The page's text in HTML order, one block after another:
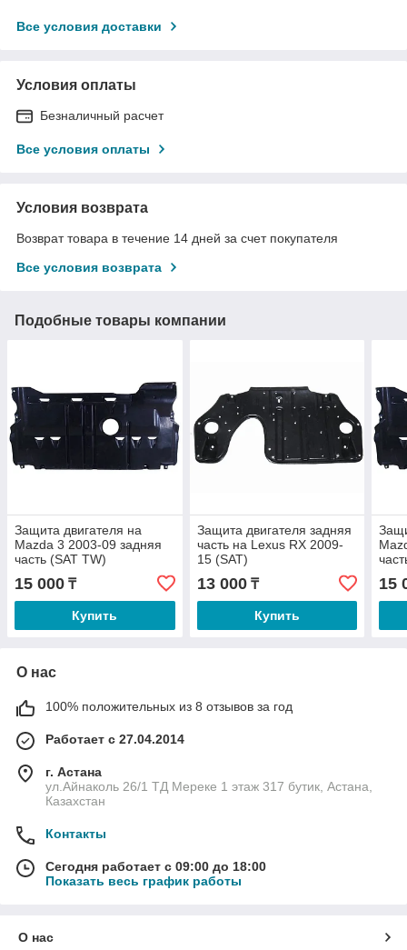
Все условия доставки
Условия оплаты
Безналичный расчет
Все условия оплаты
Условия возврата
Возврат товара в течение 14 дней за счет покупателя
Все условия возврата
Подобные товары компании
Защита двигателя на
Mazda 3 2003-09 задняя
часть (SAT TW)
15 000 ₸
Купить
Защита двигателя задняя
часть на Lexus RX 2009-
15 (SAT)
13 000₸
Купить
15
О нас
100% положительных из 8 отзывов за год
Работает с 27.04.2014
г. Астана
ул.Айнаколь 26/1 ТД Мереке 1 этаж 317 бутик, Астана,
Казахстан
Контакты
Сегодня работает с 09:00 до 18:00
Показать весь график работы
О нас